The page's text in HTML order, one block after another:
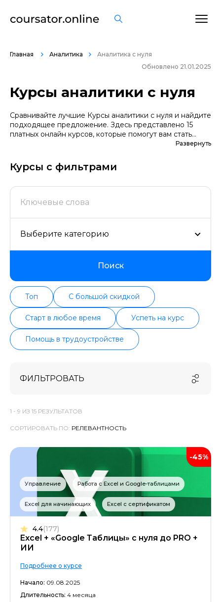
Главная Аналитика
Аналитика с нуля
Обновлено 21.01.2025
Курсы аналитики с нуля
Сравнивайте лучшие Курсы аналитики с нуля и найдите
подходящее предложение. Здесь представлено 15
платных онлайн курсов, которые помогут вам стать
грамотными специалистами. А если вы не уверены в
варианты. Большой выбор обучающих программ по
цене, продолжительности, формату, отзывам, условиям
курсах проверенных школ в актуальном состоянии.
Развернуть
Курсы с фильтрами
Выберите категорию
Поиск
Топ С большой скидкой
Старт в любое время Успеть на курс
Помощь в трудоустройстве
ФИЛЬТРОВАТЬ
1 - 9 ИЗ 15 РЕЗУЛЬТАТОВ
СОРТИРОВАТЬ ПО:
-45%
Управление Работа с Excel и Google-таблицами
Excel для начинающих Excel с сертификатом
Excel + «Google Таблицы» с нуля до PRO +
ИИ
4.4(177)
Подробнее о курсе
Начало: 09.08.2025
Длительность: 4 месяца